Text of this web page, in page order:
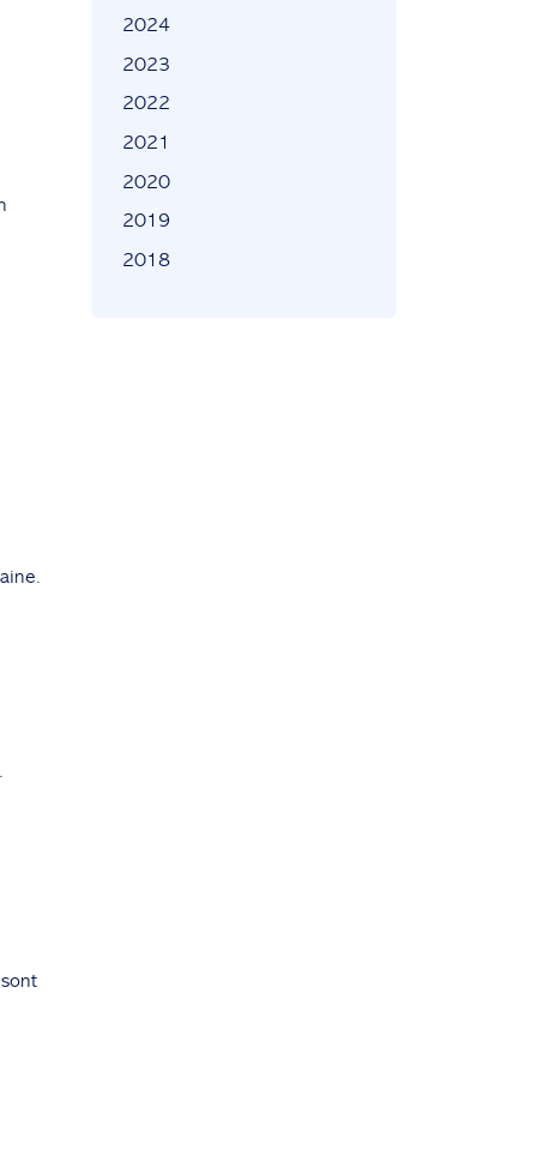
2024
2023
2022
2021
2020
2019
2018